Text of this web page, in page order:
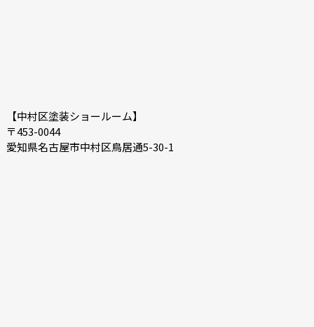
【中村区塗装ショールーム】
〒453-0044
愛知県名古屋市中村区鳥居通5-30-1